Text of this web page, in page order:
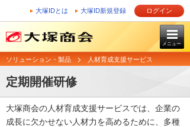
大塚IDとは 大塚ID新規登録 ログイン
メニュー
ソリューション・製品 人材育成支援サービス
定期開催研修
大塚商会の人材育成支援サービスでは、企業の
成長に欠かせない人材力を高めるために、多種